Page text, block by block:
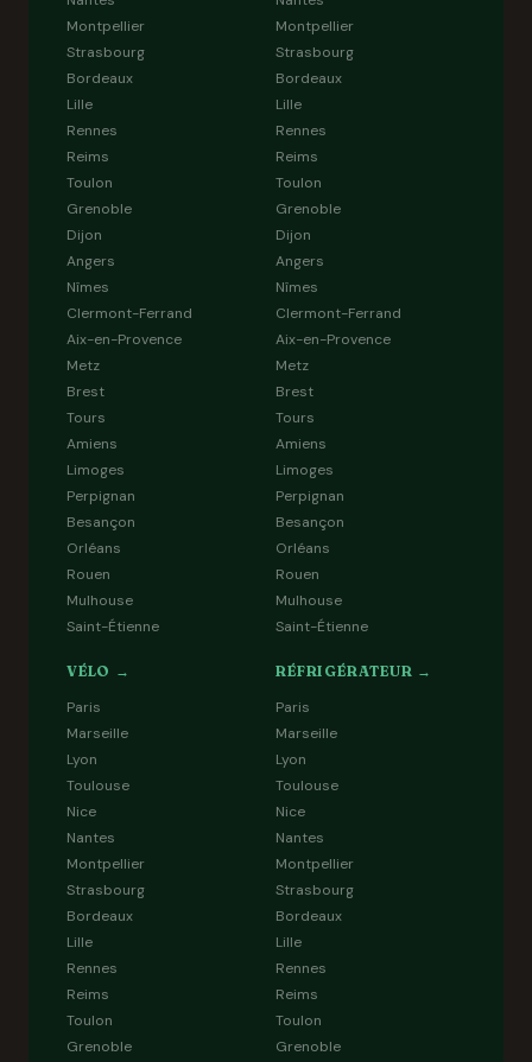
Montpellier
Strasbourg
Bordeaux
Lille
Rennes
Reims
Toulon
Grenoble
Dijon
Angers
Nîmes
Clermont-Ferrand
Aix-en-Provence
Metz
Brest
Tours
Amiens
Limoges
Perpignan
Besançon
Orléans
Rouen
Mulhouse
Saint-Étienne
Montpellier
Strasbourg
Bordeaux
Lille
Rennes
Reims
Toulon
Grenoble
Dijon
Angers
Nîmes
Clermont-Ferrand
Aix-en-Provence
Metz
Brest
Tours
Amiens
Limoges
Perpignan
Besançon
Orléans
Rouen
Mulhouse
Saint-Étienne
VÉLO →
Paris
Marseille
Lyon
Toulouse
Nice
Nantes
Montpellier
Strasbourg
Bordeaux
Lille
Rennes
Reims
Toulon
Grenoble
RÉFRIGÉRATEUR →
Paris
Marseille
Lyon
Toulouse
Nice
Nantes
Montpellier
Strasbourg
Bordeaux
Lille
Rennes
Reims
Toulon
Grenoble